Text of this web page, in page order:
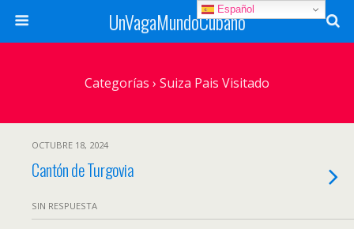
UnVagaMundoCubano
Categorías › Suiza Pais Visitado
OCTUBRE 18, 2024
Cantón de Turgovia
SIN RESPUESTA
Español